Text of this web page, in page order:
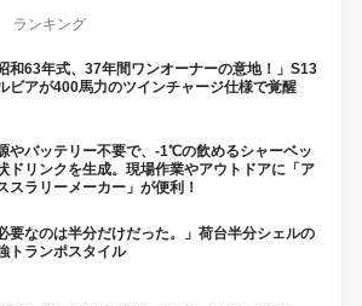
ランキング
昭和63年式、37年間ワンオーナーの意地！」S13
ビアが400馬力のツインチャージ仕様で覚醒
やバッテリー不要で、-1℃の飲めるシャーベッ
ドリンクを生成。現場作業やアウトドアに「ア
スラリーメーカー」が便利！
必要なのは半分だけだった。」荷台半分シェルの
トランポスタイル